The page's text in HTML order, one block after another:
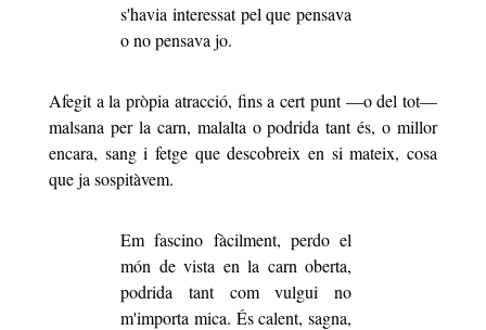
s'havia interessat pel que pensava
o no pensava jo.
Afegit a la pròpia atracció, fins a cert punt —o del tot—
malsana per la carn, malalta o podrida tant és, o millor
encara, sang i fetge que descobreix en si mateix, cosa
que ja sospitàvem.
Em fascino fàcilment, perdo el
món de vista en la carn oberta,
podrida tant com vulgui no
m'importa mica. És calent, sagna,